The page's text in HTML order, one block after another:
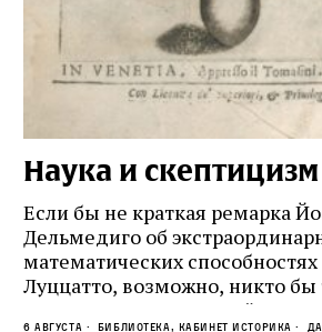
Наука и скептицизм
Если бы не краткая ремарка
Дельмедиго об
математических
Луццатто, возможно, никто бы
что этот эрудированный и
6 августа Библиотека, кабинет историка